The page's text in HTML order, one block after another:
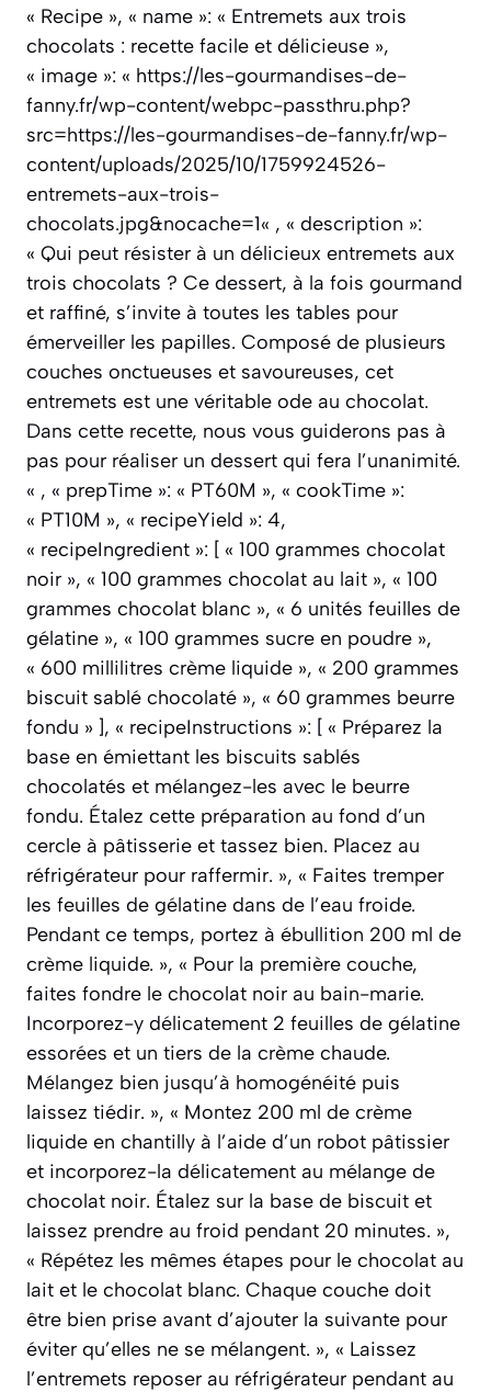
« Recipe », « name »: « Entremets aux trois
chocolats : recette facile et délicieuse »,
« image »: « https://les-gourmandises-de-
fanny.fr/wp-content/webpc-passthru.php?
src=https://les-gourmandises-de-fanny.fr/wp-
content/uploads/2025/10/1759924526-
entremets-aux-trois-
chocolats.jpg&nocache=1« , « description »:
« Qui peut résister à un délicieux entremets aux
trois chocolats ? Ce dessert, à la fois gourmand
et raffiné, s’invite à toutes les tables pour
émerveiller les papilles. Composé de plusieurs
couches onctueuses et savoureuses, cet
entremets est une véritable ode au chocolat.
Dans cette recette, nous vous guiderons pas à
pas pour réaliser un dessert qui fera l’unanimité.
« , « prepTime »: « PT60M », « cookTime »:
« PT10M », « recipeYield »: 4,
« recipeIngredient »: [ « 100 grammes chocolat
noir », « 100 grammes chocolat au lait », « 100
grammes chocolat blanc », « 6 unités feuilles de
gélatine », « 100 grammes sucre en poudre »,
« 600 millilitres crème liquide », « 200 grammes
biscuit sablé chocolaté », « 60 grammes beurre
fondu » ], « recipeInstructions »: [ « Préparez la
base en émiettant les biscuits sablés
chocolatés et mélangez-les avec le beurre
fondu. Étalez cette préparation au fond d’un
cercle à pâtisserie et tassez bien. Placez au
réfrigérateur pour raffermir. », « Faites tremper
les feuilles de gélatine dans de l’eau froide.
Pendant ce temps, portez à ébullition 200 ml de
crème liquide. », « Pour la première couche,
faites fondre le chocolat noir au bain-marie.
Incorporez-y délicatement 2 feuilles de gélatine
essorées et un tiers de la crème chaude.
Mélangez bien jusqu’à homogénéité puis
laissez tiédir. », « Montez 200 ml de crème
liquide en chantilly à l’aide d’un robot pâtissier
et incorporez-la délicatement au mélange de
chocolat noir. Étalez sur la base de biscuit et
laissez prendre au froid pendant 20 minutes. »,
« Répétez les mêmes étapes pour le chocolat au
lait et le chocolat blanc. Chaque couche doit
être bien prise avant d’ajouter la suivante pour
éviter qu’elles ne se mélangent. », « Laissez
l’entremets reposer au réfrigérateur pendant au